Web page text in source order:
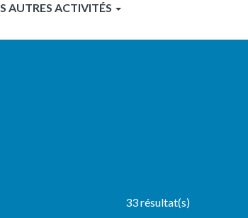
AUTRES ACTIVITÉS
33 résultat(s)